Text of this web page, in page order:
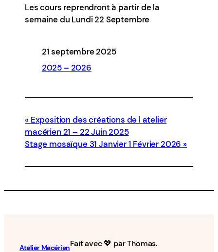
Les cours reprendront à partir de la
semaine du Lundi 22 Septembre
21 septembre 2025
2025 – 2026
Exposition des créations de l atelier
macérien 21 – 22 Juin 2025
Stage mosaïque 31 Janvier 1 Février 2026
Atelier MacérienFait avec 💖 par Thomas.